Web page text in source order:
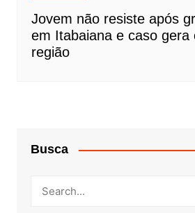
Jovem não resiste após
em Itabaiana e caso gera
região
Busca